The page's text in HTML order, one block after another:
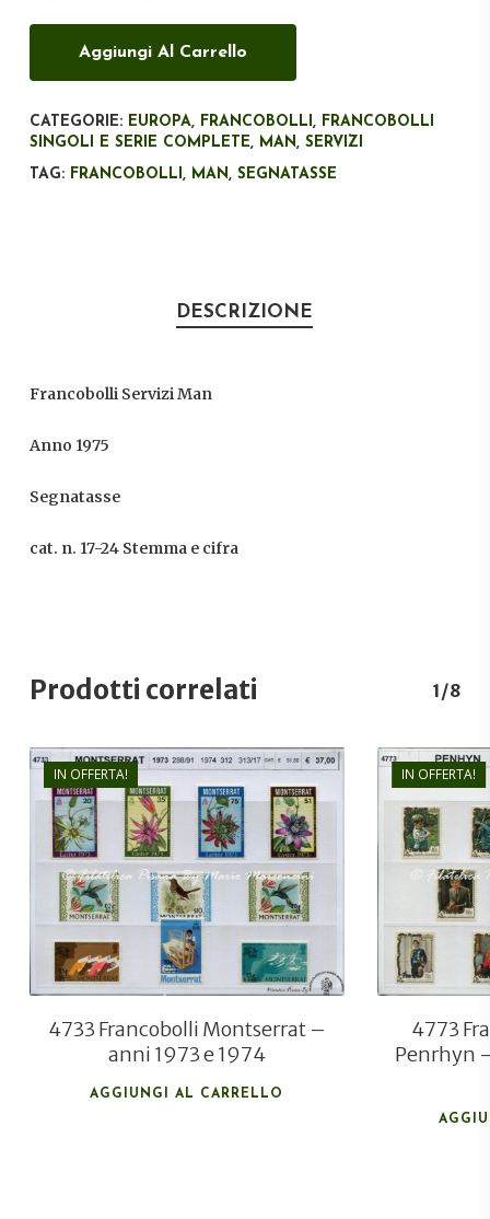
Aggiungi Al Carrello
CATEGORIE: EUROPA, FRANCOBOLLI , FRANCOBOLLI
SINGOLI E SERIE COMPLETE, MAN, SERVIZI
TAG: FRANCOBOLLI , MAN, SEGNATASSE
DESCRIZIONE
Francobolli Servizi Man
Anno 1975
Segnatasse
cat. n. 17-24 Stemma e cifra
Prodotti correlati 1/8
IN OFFERTA!
€37,00
€26,00
4733 Francobolli Montserrat –
anni 1973 e 1974
AGGIUNGI AL CARRELLO
IN OFFERTA!
4773
Penrhyn